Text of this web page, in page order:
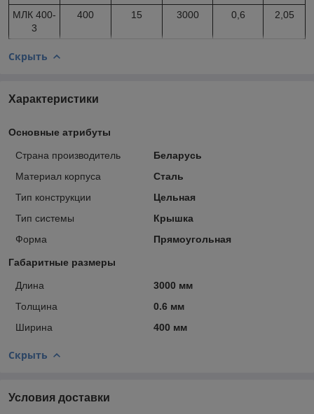
МЛК 400-
3
400 15 3000 0,6 2,05
Скрыть
Характеристики
Основные атрибуты
Страна производитель
Беларусь
Материал корпуса
Сталь
Тип конструкции
Цельная
Тип системы
Крышка
Форма
Прямоугольная
Габаритные размеры
Длина
3000 мм
Толщина
0.6 мм
Ширина
400 мм
Скрыть
Условия доставки